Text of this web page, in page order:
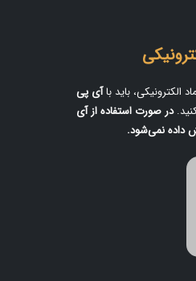
الکترونیکی، باید باآی‌ پی
در صورت استفاده از آی‌
داده نمی‌شود.